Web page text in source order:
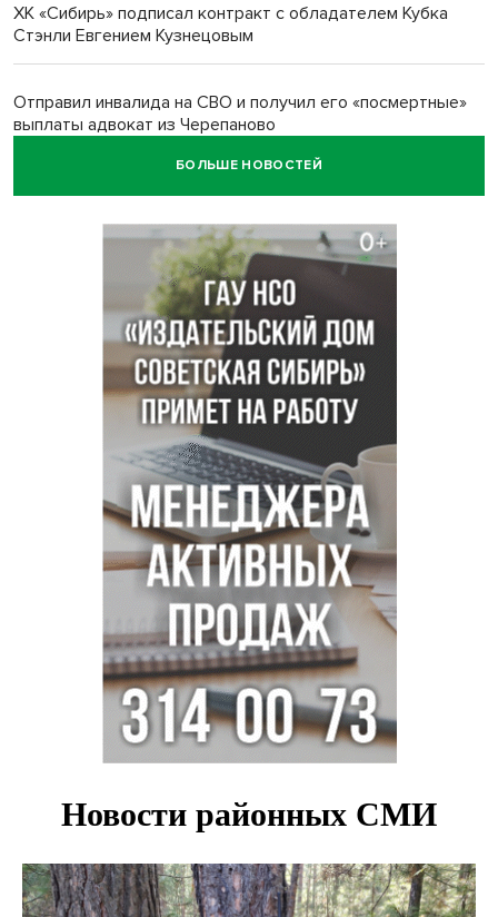
ХК «Сибирь» подписал контракт с обладателем Кубка
Стэнли Евгением Кузнецовым
Отправил инвалида на СВО и получил его «посмертные»
выплаты адвокат из Черепаново
БОЛЬШЕ НОВОСТЕЙ